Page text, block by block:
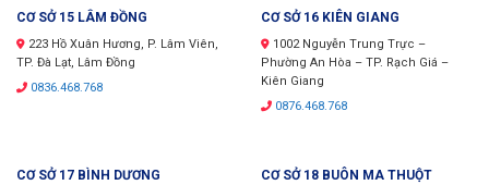
CƠ SỞ 15 LÂM ĐỒNG
223 Hồ Xuân Hương, P. Lâm Viên,
TP. Đà Lạt, Lâm Đồng
0836.468.768
CƠ SỞ 16 KIÊN GIANG
1002 Nguyễn Trung Trực –
Phường An Hòa – TP. Rạch Giá –
Kiên Giang
0876.468.768
CƠ SỞ 17 BÌNH DƯƠNG CƠ SỞ 18 BUÔN MA THUỘT